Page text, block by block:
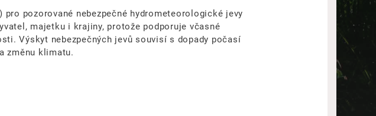
pozorované nebezpečné hydrometeorologické jevy
majetku i krajiny, protože podporuje včasné
Výskyt nebezpečných jevů souvisí s dopady počasí
změnu klimatu.